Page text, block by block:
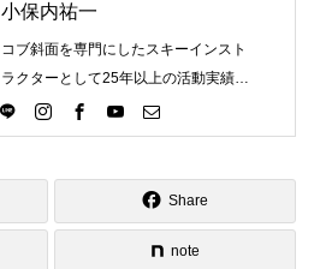
小保内祐一
コブ斜面を専門にしたスキーインスト
ラクターとして25年以上の活動実績。
Directlineスキースクール代表として、
スキーインストラクターが職業選択の
Share
note